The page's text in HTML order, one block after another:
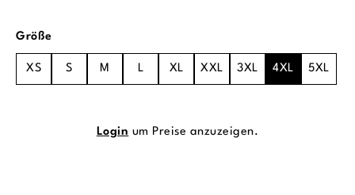
Größeauswählen
XS S M L XL XXL 3XL 4XL 5XL
Login um Preise anzuzeigen.